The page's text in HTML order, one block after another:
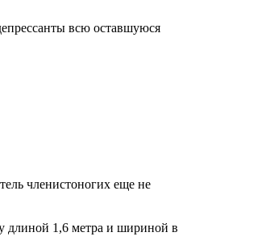
всю оставшуюся
членистоногих еще не
длиной 1,6 метра и шириной в